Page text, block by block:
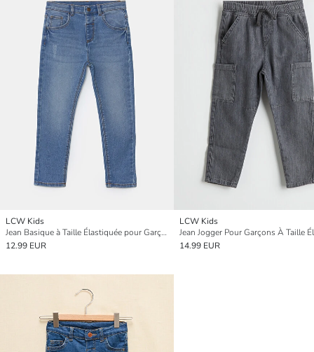
LCW Kids
Jean Basique à Taille Élastiquée pour Garçons
12.99 EUR
LCW Kids
14.99 EUR